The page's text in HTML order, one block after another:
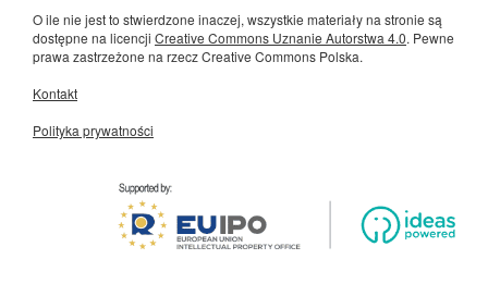
O ile nie jest to stwierdzone inaczej, wszystkie materiały na stronie są
dostępne na licencji Creative Commons Uznanie Autorstwa 4.0. Pewne
prawa zastrzeżone na rzecz Creative Commons Polska.
Kontakt
Polityka prywatności